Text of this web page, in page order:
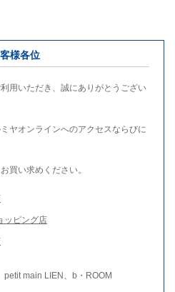
様各位
用いただき、誠にありがとうござい
ヤオンラインへのアクセスならびに
買い求めください。
ッピング店
main LIEN、b・ROOM